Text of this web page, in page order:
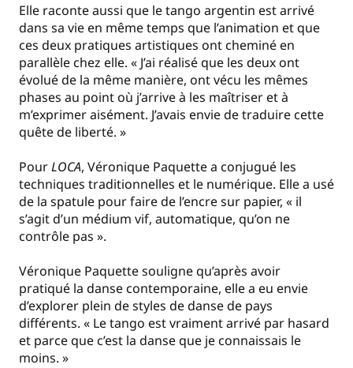
Elle raconte aussi que le tango argentin est arrivé
dans sa vie en même temps que l’animation et que
ces deux pratiques artistiques ont cheminé en
parallèle chez elle. « J’ai réalisé que les deux ont
évolué de la même manière, ont vécu les mêmes
phases au point où j’arrive à les maîtriser et à
m’exprimer aisément. J’avais envie de traduire cette
quête de liberté. »
PourLOCA, Véronique Paquette a conjugué les
techniques traditionnelles et le numérique. Elle a usé
de la spatule pour faire de l’encre sur papier, « il
s’agit d’un médium vif, automatique, qu’on ne
contrôle pas ».
Véronique Paquette souligne qu’après avoir
pratiqué la danse contemporaine, elle a eu envie
d’explorer plein de styles de danse de pays
différents. « Le tango est vraiment arrivé par hasard
et parce que c’est la danse que je connaissais le
moins. »